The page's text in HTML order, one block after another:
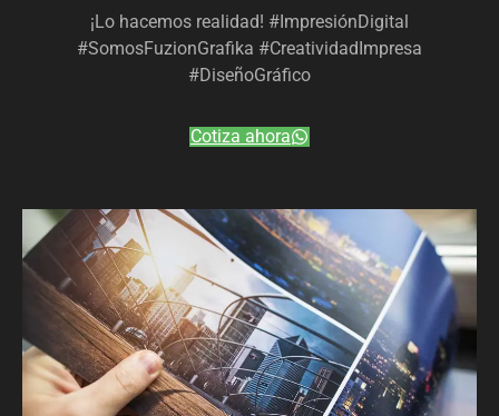
¡Lo hacemos realidad! #ImpresiónDigital
#SomosFuzionGrafika #CreatividadImpresa
#DiseñoGráfico
Cotiza ahora